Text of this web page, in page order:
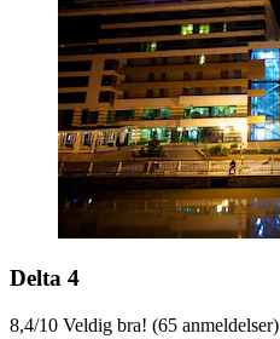
Delta 4
8,4/10 Veldig bra! (65 anmeldelser)